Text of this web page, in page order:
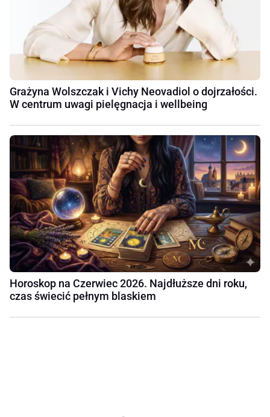
Grażyna Wolszczak i Vichy Neovadiol o dojrzałości.
W centrum uwagi pielęgnacja i wellbeing
Horoskop na Czerwiec 2026. Najdłuższe dni roku,
czas świecić pełnym blaskiem